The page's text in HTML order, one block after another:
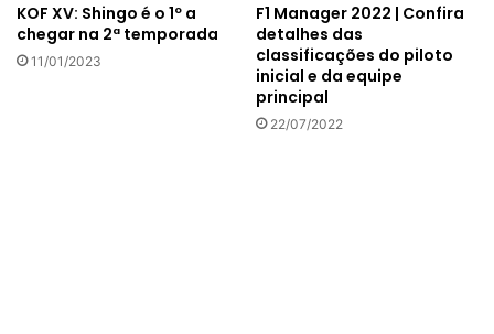
KOF XV: Shingo é o 1º a
chegar na 2ª temporada
11/01/2023
F1 Manager 2022 | Confira
detalhes das
classificações do piloto
inicial e da equipe
principal
22/07/2022